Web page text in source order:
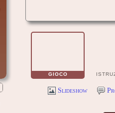
GIOCO
Slideshow